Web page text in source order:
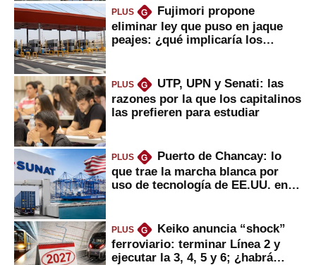
PLUS G
Fujimori propone
eliminar ley que puso en jaque
peajes: ¿qué implicaría los
PLUS G
UTP, UPN y Senati: las
razones por la que los capitalinos
las prefieren para estudiar
PLUS G
Puerto de Chancay: lo
que trae la marcha blanca por
uso de tecnología de EE.UU. en
PLUS G
Keiko anuncia “shock”
ferroviario: terminar Línea 2 y
ejecutar la 3, 4, 5 y 6; ¿habrá